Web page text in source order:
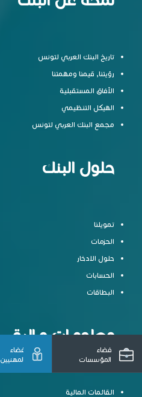
فضاء
المهنيين
فضاء
المؤسسات
تاريخ البنك العربي لتونس
رؤيتنا, قيمنا ومهمتنا
الآفاق المستقبلية
الهيكل التنظيمي
مجمع البنك العربي لتونس
حلول البنك
تمويلنا
الحزمات
حلول الادخار
الحسابات
البطاقات
معلومـات مـالية
القائمات المالية